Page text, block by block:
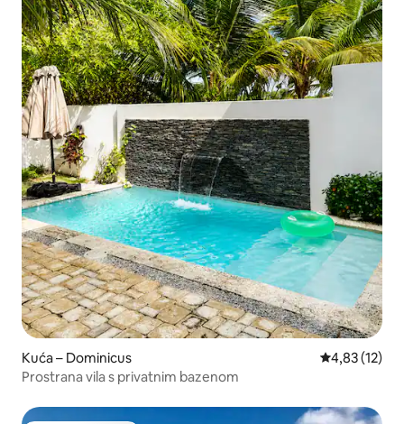
Kuća – Dominicus Prosječna
4,83 (12)
Prostrana vila s privatnim bazenom